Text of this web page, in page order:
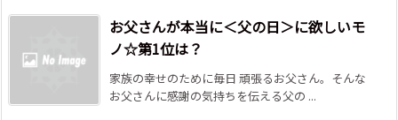
お父さんが本当に＜父の日＞に欲しいモ
ノ☆第1位は？
家族の幸せのために毎日 頑張るお父さん。そんな
お父さんに感謝の気持ちを伝える父の ...